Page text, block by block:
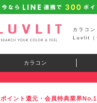
カラコン
Luvlit（
カラコン
ポイント還元・会員特典業界No.1